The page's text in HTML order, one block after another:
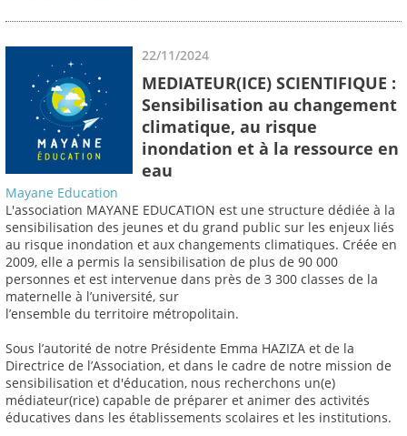
22/11/2024
MEDIATEUR(ICE) SCIENTIFIQUE :
Sensibilisation au changement
climatique, au risque
inondation et à la ressource en
eau
Mayane Education
L'association MAYANE EDUCATION est une structure dédiée à la
sensibilisation des jeunes et du grand public sur les enjeux liés
au risque inondation et aux changements climatiques. Créée en
2009, elle a permis la sensibilisation de plus de 90 000
personnes et est intervenue dans près de 3 300 classes de la
maternelle à l’université, sur
l’ensemble du territoire métropolitain.
Sous l’autorité de notre Présidente Emma HAZIZA et de la
Directrice de l’Association, et dans le cadre de notre mission de
sensibilisation et d'éducation, nous recherchons un(e)
médiateur(rice) capable de préparer et animer des activités
éducatives dans les établissements scolaires et les institutions.